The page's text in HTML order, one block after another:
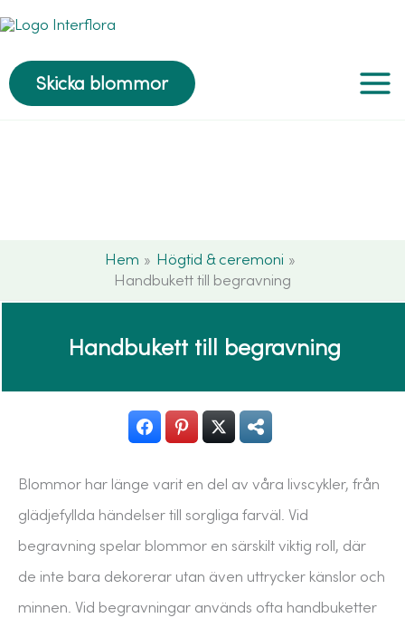
Hoppa
innehållSkicka blommor
Hem
Högtid & ceremoni
Handbukett till begravning
Handbukett till begravning
Blommor har länge varit en del av våra livscykler, från
glädjefyllda händelser till sorgliga farväl. Vid
begravning spelar blommor en särskilt viktig roll, där
de inte bara dekorerar utan även uttrycker känslor och
minnen. Vid begravningar används ofta handbuketter